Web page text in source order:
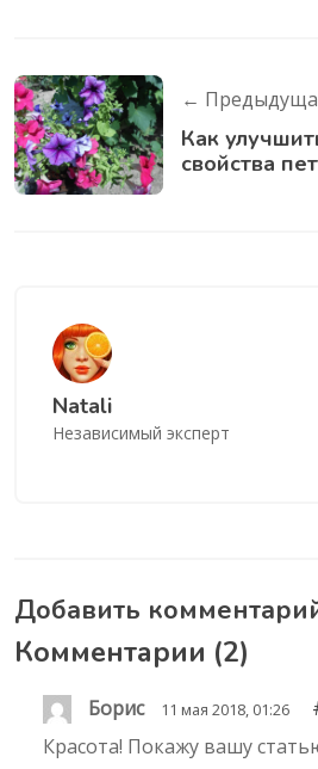
←
Как
свойства
Natali
Независимый эксперт
Добавить
Комментарии (2)
Борис 11 мая 2018, 01:26
Красота! Покажу вашу